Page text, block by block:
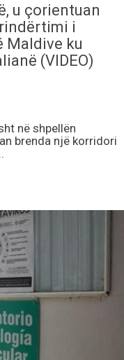
u çorientuan
i
Maldive ku
(VIDEO)
në shpellën
brenda një korridori